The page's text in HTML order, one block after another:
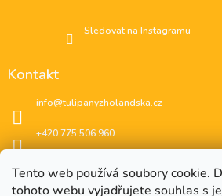
Tento web používá soubory cookie.
tohoto webu vyjadřujete souhlas s
Sledovat na Instagramu
Kontakt
info@tulipanyzholandska.cz
+420 775 506 960